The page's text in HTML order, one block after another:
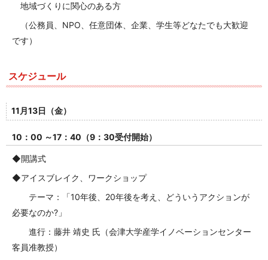
地域づくりに関心のある方
（公務員、NPO、任意団体、企業、学生等どなたでも大歓迎
です）
スケジュール
11月13日（金）
10：00 ～17：40（9：30受付開始）
◆開講式
◆アイスブレイク、ワークショップ
テーマ：「10年後、20年後を考え、どういうアクションが
必要なのか?」
進行：藤井 靖史 氏（会津大学産学イノベーションセンター
客員准教授）